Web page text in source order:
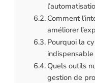
Comment
améliorer
Pourquoi la
Quels outils
gestion de